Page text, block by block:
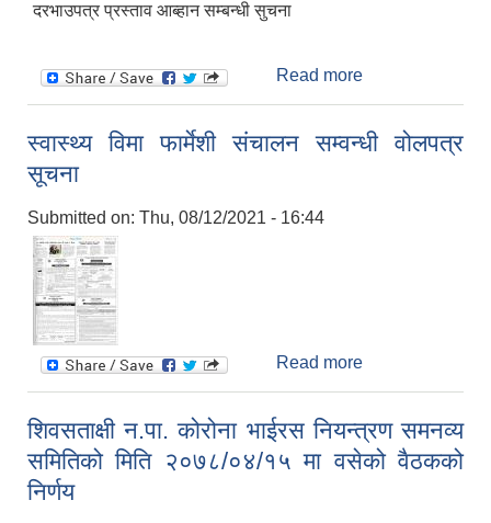
दरभाउपत्र प्रस्ताव आब्हान सम्बन्धी सुचना
Read more
संकलनको लागी
स्वास्थ्य विमा फार्मेशी संचालन सम्वन्धी वोलपत्र
सूचना
Submitted on: Thu, 08/12/2021 - 16:44
Read more
सूचना
शिवसताक्षी न.पा. कोरोना भाईरस नियन्त्रण समनव्य
समितिको मिति २०७८/०४/१५ मा वसेको वैठकको
निर्णय